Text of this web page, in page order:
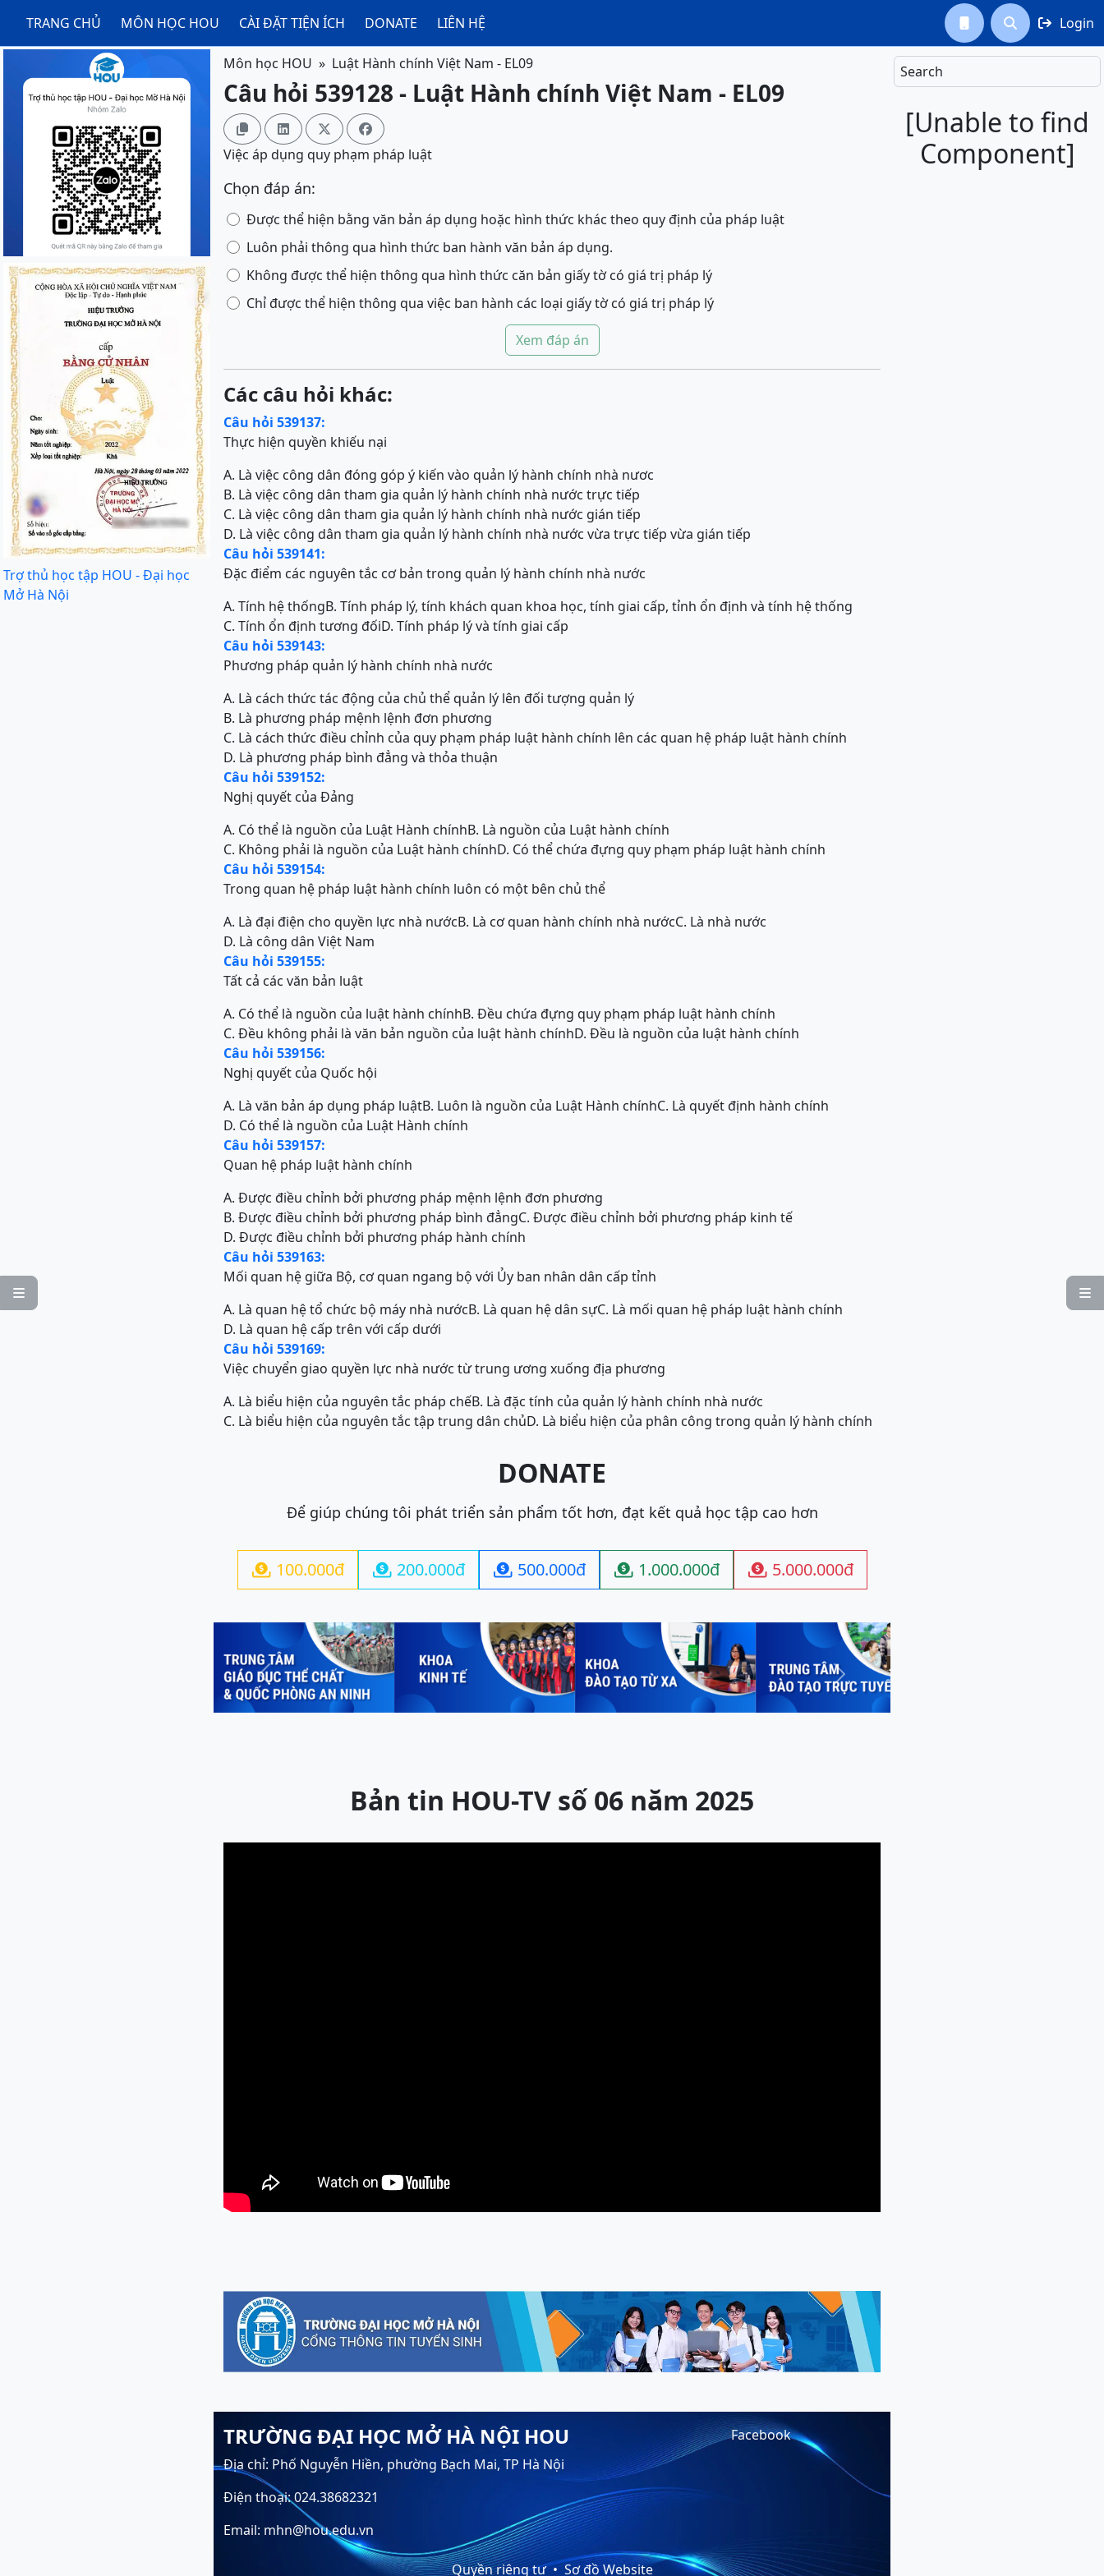
TRANG CHỦ MÔN HỌC HOU CÀI ĐẶT TIỆN ÍCH DONATE LIÊN HỆ   Login

Search
[Unable to find
Component]

Trợ thủ học tập HOU - Đại học
Mở Hà Nội
Môn học HOU Luật Hành chính Việt Nam - EL09
Câu hỏi 539128 - Luật Hành chính Việt Nam - EL09
   
Việc áp dụng quy phạm pháp luật
Chọn đáp án:
Được thể hiện bằng văn bản áp dụng hoặc hình thức khác theo quy định của pháp luật
Luôn phải thông qua hình thức ban hành văn bản áp dụng.
Không được thể hiện thông qua hình thức căn bản giấy tờ có giá trị pháp lý
Chỉ được thể hiện thông qua việc ban hành các loại giấy tờ có giá trị pháp lý
Xem đáp án
Các câu hỏi khác:
Câu hỏi 539137:
Thực hiện quyền khiếu nại
A. Là việc công dân đóng góp ý kiến vào quản lý hành chính nhà nươc
B. Là việc công dân tham gia quản lý hành chính nhà nước trực tiếp
C. Là việc công dân tham gia quản lý hành chính nhà nước gián tiếp
D. Là việc công dân tham gia quản lý hành chính nhà nước vừa trực tiếp vừa gián tiếp
Câu hỏi 539141:
Đặc điểm các nguyên tắc cơ bản trong quản lý hành chính nhà nước
A. Tính hệ thốngB. Tính pháp lý, tính khách quan khoa học, tính giai cấp, tỉnh ổn định và tính hệ thống
C. Tính ổn định tương đốiD. Tính pháp lý và tính giai cấp
Câu hỏi 539143:
Phương pháp quản lý hành chính nhà nước
A. Là cách thức tác động của chủ thể quản lý lên đối tượng quản lý
B. Là phương pháp mệnh lệnh đơn phương
C. Là cách thức điều chỉnh của quy phạm pháp luật hành chính lên các quan hệ pháp luật hành chính
D. Là phương pháp bình đẳng và thỏa thuận
Câu hỏi 539152:
Nghị quyết của Đảng
A. Có thể là nguồn của Luật Hành chínhB. Là nguồn của Luật hành chính
C. Không phải là nguồn của Luật hành chínhD. Có thể chứa đựng quy phạm pháp luật hành chính
Câu hỏi 539154:
Trong quan hệ pháp luật hành chính luôn có một bên chủ thể
A. Là đại điện cho quyền lực nhà nướcB. Là cơ quan hành chính nhà nướcC. Là nhà nước
D. Là công dân Việt Nam
Câu hỏi 539155:
Tất cả các văn bản luật
A. Có thể là nguồn của luật hành chínhB. Đều chứa đựng quy phạm pháp luật hành chính
C. Đều không phải là văn bản nguồn của luật hành chínhD. Đều là nguồn của luật hành chính
Câu hỏi 539156:
Nghị quyết của Quốc hội
A. Là văn bản áp dụng pháp luậtB. Luôn là nguồn của Luật Hành chínhC. Là quyết định hành chính
D. Có thể là nguồn của Luật Hành chính
Câu hỏi 539157:
Quan hệ pháp luật hành chính
A. Được điều chỉnh bởi phương pháp mệnh lệnh đơn phương
B. Được điều chỉnh bởi phương pháp bình đẳngC. Được điều chỉnh bởi phương pháp kinh tế
D. Được điều chỉnh bởi phương pháp hành chính
Câu hỏi 539163:
Mối quan hệ giữa Bộ, cơ quan ngang bộ với Ủy ban nhân dân cấp tỉnh
A. Là quan hệ tổ chức bộ máy nhà nướcB. Là quan hệ dân sựC. Là mối quan hệ pháp luật hành chính
D. Là quan hệ cấp trên với cấp dưới
Câu hỏi 539169:
Việc chuyển giao quyền lực nhà nước từ trung ương xuống địa phương
A. Là biểu hiện của nguyên tắc pháp chếB. Là đặc tính của quản lý hành chính nhà nước
C. Là biểu hiện của nguyên tắc tập trung dân chủD. Là biểu hiện của phân công trong quản lý hành chính
DONATE
Để giúp chúng tôi phát triển sản phẩm tốt hơn, đạt kết quả học tập cao hơn
 100.000đ  200.000đ  500.000đ  1.000.000đ  5.000.000đ
Previous Next
Bản tin HOU-TV số 06 năm 2025
TRƯỜNG ĐẠI HỌC MỞ HÀ NỘI HOU
Địa chỉ: Phố Nguyễn Hiền, phường Bạch Mai, TP Hà Nội
Điện thoại: 024.38682321
Email: mhn@hou.edu.vn
Facebook
Quyền riêng tư Sơ đồ Website